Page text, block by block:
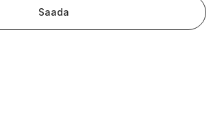
Saada